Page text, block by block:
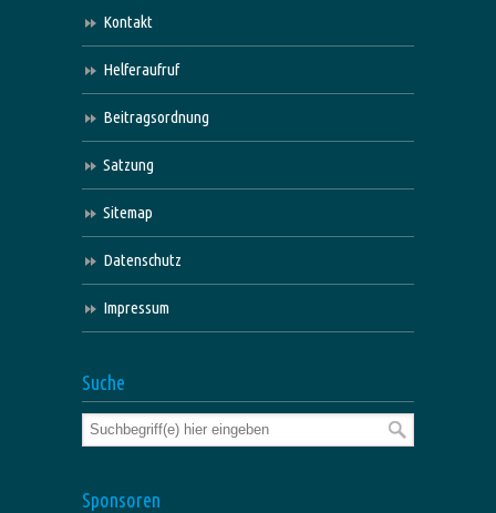
Kontakt
Helferaufruf
Beitragsordnung
Satzung
Sitemap
Datenschutz
Impressum
Suche
Sponsoren